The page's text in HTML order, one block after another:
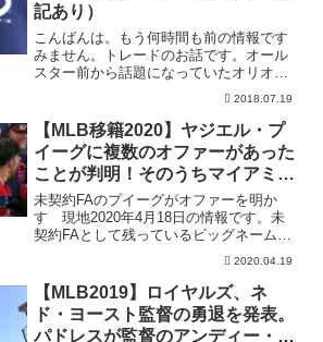
記あり）
こんばんは。もう何時間も前の情報です
みません。トレードのお話です。オール
スター前から話題になっていたオリオー
2018.07.19
【MLB移籍2020】ヤジエル・プ
イーグに複数のオファーがあった
ことが判明！そのうちマイアミを
断った理由が秀逸
未契約FAのプイーグがオファーを明か
す 現地2020年4月18日の情報です。未
契約FAとして残っているビッグネームと
2020.04.19
【MLB2019】ロイヤルズ、ネ
ド・ヨースト監督の勇退を発表。
パドレスが監督のアンディー・グ